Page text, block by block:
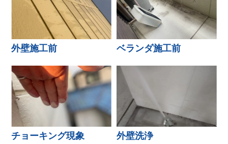
外壁施工前 ベランダ施工前
チョーキング現象 外壁洗浄